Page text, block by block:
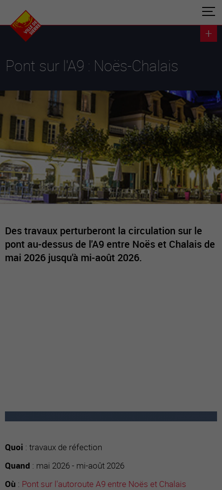
Pont sur l'A9 : Noës-Chalais
Des travaux perturberont la circulation sur le
pont au-dessus de l'A9 entre Noës et Chalais de
mai 2026 jusqu'à mi-août 2026.
Quoi : travaux de réfection
Quand : mai 2026 - mi-août 2026
Où : Pont sur l'autoroute A9 entre Noës et Chalais